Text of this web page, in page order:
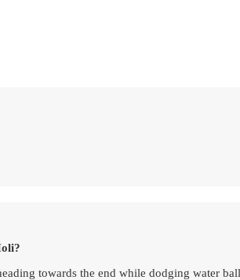
towards the end while dodging water